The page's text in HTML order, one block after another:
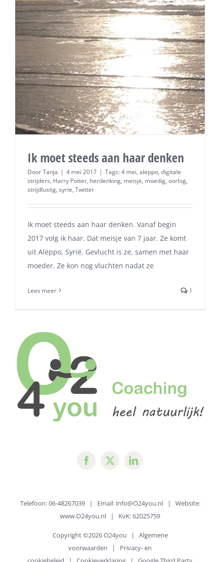
Ik moet steeds aan haar denken
DoorTanja | 4 mei 2017 | Tags:4 mei, aleppo, digitale
strijders, Harry Potter, herdenking, meisje, moedig, oorlog,
strijdlustig, syrie, Twitter
Ik moet steeds aan haar denken. Vanaf begin
2017 volg ik haar. Dat meisje van 7 jaar. Ze komt
uit Aleppo, Syrië. Gevlucht is ze, samen met haar
moeder. Ze kon nog vluchten nadat ze
Lees meer 1
Telefoon: 06-48267039 | Email: info@O24you.nl| Website:
www.O24you.nl | KvK: 62025759
Copyright ©2026 O24you | Algemene
voorwaarden | Privacy- en